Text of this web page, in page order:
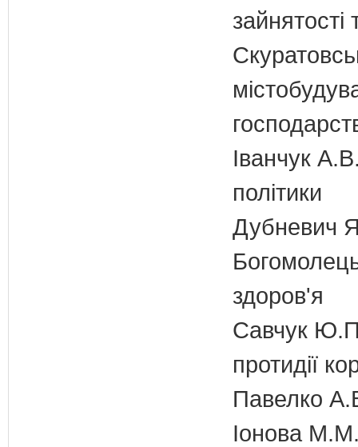
зайнятості
Іванчук
політики
Дубневич
здоров'я
Савчук Ю.П.
протидії
Павелко
Іонова М.М.